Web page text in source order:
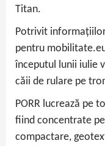
Titan.
Potrivit
pentru
începutul lunii iulie
căii de rulare pe
PORR lucrează pe
fiind concentrate
compactare,